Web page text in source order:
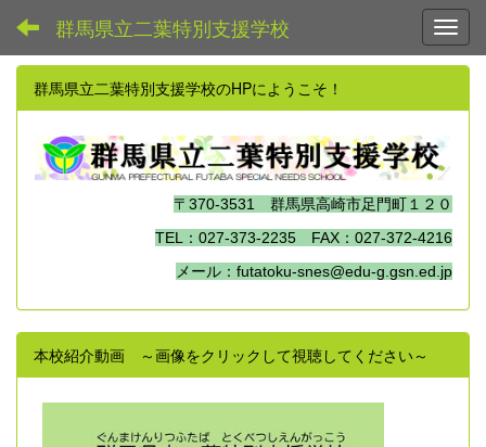
群馬県立二葉特別支援学校
群馬県立二葉特別支援学校のHPにようこそ！
〒370-3531 群馬県高崎市足門町１２０
TEL：027-373-2235 FAX：027-372-4216
メール：futatoku-snes@edu-g.gsn.ed.jp
本校紹介動画 ～画像をクリックして視聴してください～